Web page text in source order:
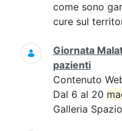
come sono
cure sul
Giornata
pazienti
Contenuto
Dal 6 al 20
Galleria